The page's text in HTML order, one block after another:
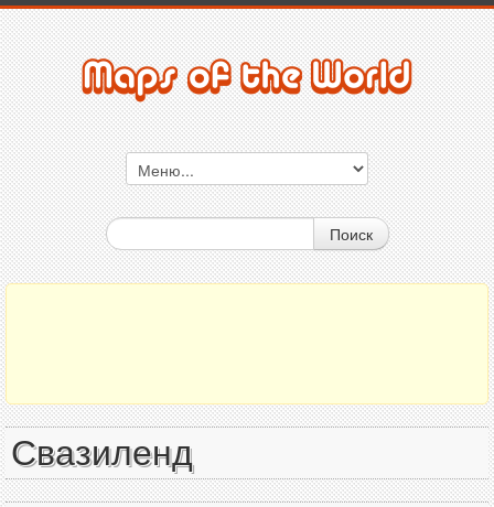
Поиск
Свазиленд